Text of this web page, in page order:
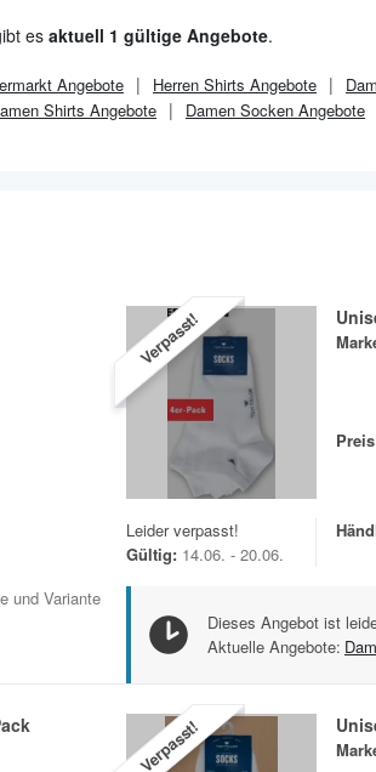
es aktuell 1 gültige Angebote.
Angebote Herren Shirts Angebote
Shirts Angebote Damen Socken Angebote
und Variante
Verpasst!
Leider verpasst!
Gültig: 14.06. - 20.06.
Dieses Angebot ist
Aktuelle Angebote:
Verpasst!